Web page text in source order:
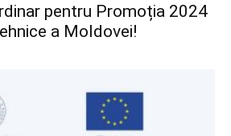
pentru Promoția 2024
a Moldovei!